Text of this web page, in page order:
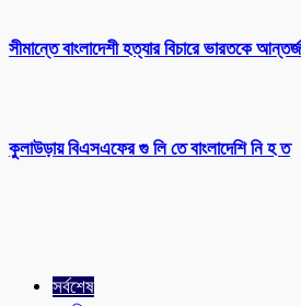
সীমান্তে বাংলাদেশী হত্যার বিচারে ভারতকে
কুলাউড়ায় বিএসএফের গু লি তে বাংলাদেশি নি হ ত
সর্বশেষ